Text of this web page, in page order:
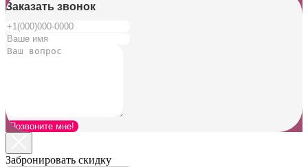
Заказать звонок
Позвоните мне!
Забронировать скидку